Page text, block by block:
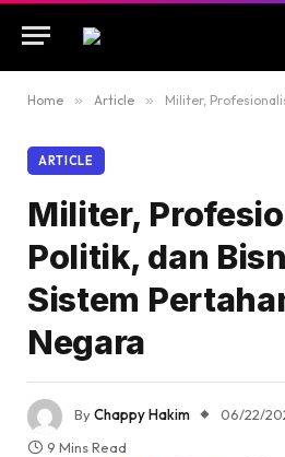
Home » Article » Militer, Profesionalisme,
ARTICLE
Militer,
Politik, dan
Sistem
Negara
ByChappy Hakim 06/22/
9 Mins Read